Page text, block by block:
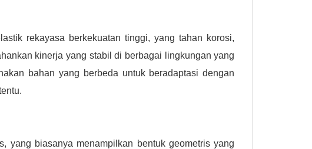
rekayasa berkekuatan tinggi, yang tahan korosi,
kinerja yang stabil di berbagai lingkungan yang
bahan yang berbeda untuk beradaptasi dengan
yang biasanya menampilkan bentuk geometris yang